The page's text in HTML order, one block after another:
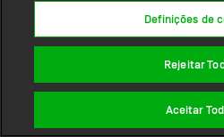
Definições de
Rejeitar
Aceitar